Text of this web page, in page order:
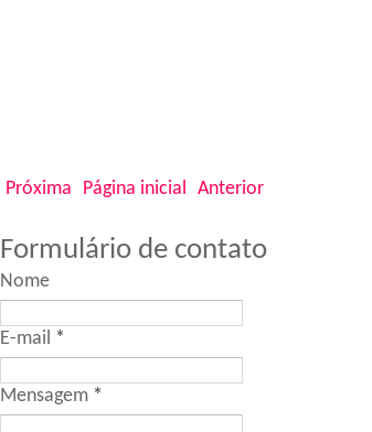
Próxima Anterior
Página inicial
Formulário de contato
Nome
E-mail *
Mensagem *